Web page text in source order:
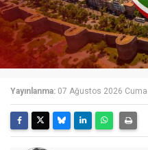
Yayınlanma: 07 Ağustos 2026